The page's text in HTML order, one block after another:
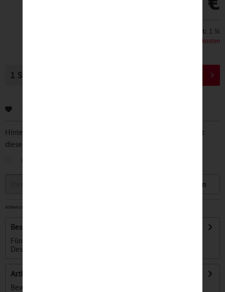
Inhalt: 1 St
zzgl. Versandkosten
Hinterlegen Sie Ihre Email Adresse und bleiben Sie stets über
diesen Artikel informiert.
Speichern
Artikelnummer:
Beschreibung
Fünf Generationen Golf im zeitgenössischen DB Schenker-
Design. Maße: Karton: (L/H/B)...
Artikel bewerten
Bewertungen lesen, schreiben und diskutieren...